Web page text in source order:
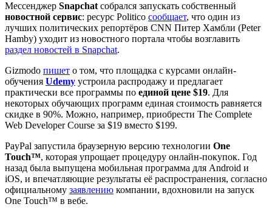
Мессенджер Snapchatсобрался запускать собственный
новостной сервис: ресурс Politico сообщает, что один из
лучших политических репортёров CNN Питер Хамбли (Peter
Hamby) уходит из новостного портала чтобы возглавить
раздел новостей в Snapchat.
Gizmodo пишет о том, что площадка с курсами онлайн-
обучения Udemy устроила распродажу и предлагает
практически все программы по единой цене $19. Для
некоторых обучающих программ единая стоимость равняется
скидке в 90%. Можно, например, приобрести The Complete
Web Developer Course за $19 вместо $199.
PayPal запустила браузерную версию технологии One
Touch™, которая упрощает процедуру онлайн-покупок. Год
назад была выпущена мобильная программа для Android и
iOS, и впечатляющие результаты её распространения, согласно
официальному заявлению компании, вдохновили на запуск
One Touch™ в вебе.